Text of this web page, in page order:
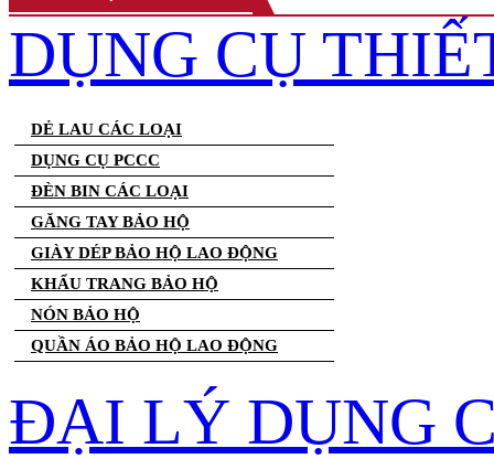
DỤNG CỤ
DẺ LAU CÁC LOẠI
DỤNG CỤ PCCC
ĐÈN BIN CÁC LOẠI
GĂNG TAY BẢO HỘ
GIÀY DÉP BẢO HỘ LAO ĐỘNG
KHẨU TRANG BẢO HỘ
NÓN BẢO HỘ
QUẦN ÁO BẢO HỘ LAO ĐỘNG
ĐẠI LÝ DỤNG